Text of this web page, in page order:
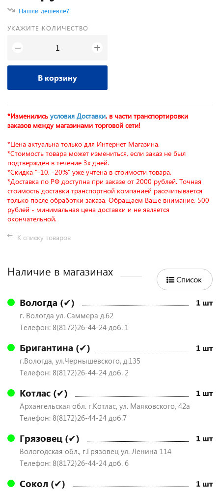
Нашли дешевле?
УКАЖИТЕ КОЛИЧЕСТВО
− +
В корзину
*Изменились условия Доставки, в части транспортировки
заказов между магазинами торговой сети!
*Цена актуальна только для Интернет Магазина.
*Стоимость товара может измениться, если заказ не был
подтверждён в течение 3х дней.
*Скидка "-10, -20%" уже учтена в стоимости товара.
*Доставка по РФ доступна при заказе от 2000 рублей. Точная
стоимость доставки транспортной компанией рассчитывается
только после обработки заказа. Обращаем Ваше внимание, 500
рублей - минимальная цена доставки и не является
окончательной.
К списку товаров
Наличие в магазинах
Список
Вологда (✔) 1 шт
г. Вологда ул. Саммера д.62
Телефон: 8(8172)26-44-24 доб. 1
Бригантина (✔) 1 шт
г.Вологда, ул.Чернышевского, д.135
Телефон: 8(8172)26-44-24 доб. 2
Котлас (✔) 1 шт
Архангельская обл. г.Котлас, ул. Маяковского, 42а
Телефон: 8(8172)26-44-24 доб.7
Грязовец (✔) 1 шт
Вологодская обл., г.Грязовец ул. Ленина 114
Телефон: 8(8172)26-44-24 доб. 6
Сокол (✔) 1 шт